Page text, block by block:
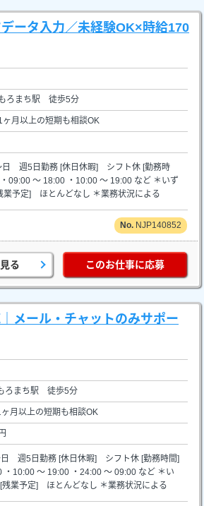
ータ入力／未経験OK×時給170
ろまち駅 徒歩5分
月以上の短期も相談OK
週5日勤務 [休日休暇] シフト休 [勤務時
09:00 ～ 18:00 ・10:00 ～ 19:00 など ＊いず
業予定] ほとんどなし ＊業務状況による
NJP140852
る このお仕事に応募
メール・チャットのみサポー
ろまち駅 徒歩5分
月以上の短期も相談OK
週5日勤務 [休日休暇] シフト休 [勤務時間]
・10:00 ～ 19:00 ・24:00 ～ 09:00 など ＊い
残業予定] ほとんどなし ＊業務状況による